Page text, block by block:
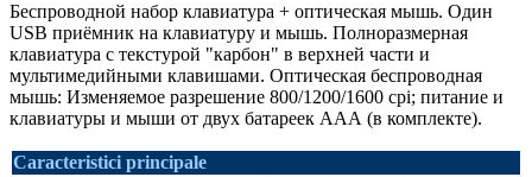
Беспроводной набор клавиатура + оптическая мышь. Один
USB приёмник на клавиатуру и мышь. Полноразмерная
клавиатура с текстурой "карбон" в верхней части и
мультимедийными клавишами. Оптическая беспроводная
мышь: Изменяемое разрешение 800/1200/1600 cpi; питание и
клавиатуры и мыши от двух батареек ААА (в комплекте).
Caracteristici principale